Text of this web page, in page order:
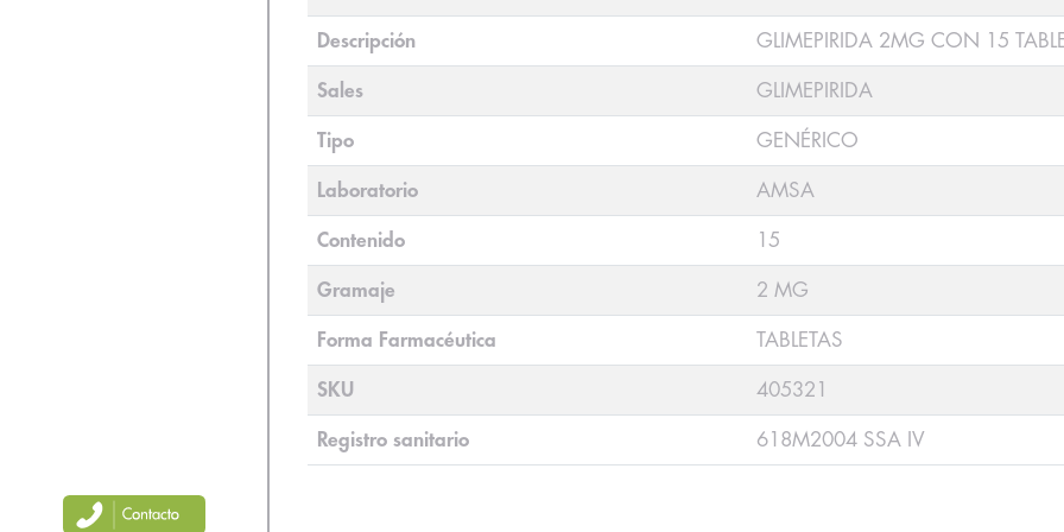
Descripción GLIMEPIRIDA 2MG CON 15
Sales GLIMEPIRIDA
Tipo GENÉRICO
Laboratorio AMSA
Contenido 15
Gramaje 2 MG
Forma Farmacéutica TABLETAS
SKU 405321
Registro sanitario 618M2004 SSA IV